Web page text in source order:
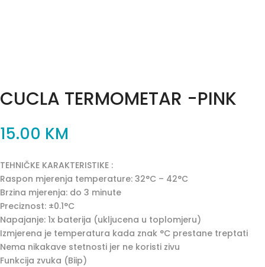
CUCLA TERMOMETAR -PINK
15.00 KM
TEHNIČKE KARAKTERISTIKE :
Raspon mjerenja temperature: 32°C – 42°C
Brzina mjerenja: do 3 minute
Preciznost: ±0.1°C
Napajanje: 1x baterija (ukljucena u toplomjeru)
Izmjerena je temperatura kada znak °C prestane treptati
Nema nikakave stetnosti jer ne koristi zivu
Funkcija zvuka (Biip)